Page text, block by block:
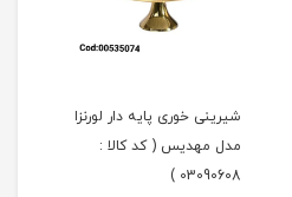
شیرینی خوری پایه دار لورنزا
مدل مهدیس ( کد کالا :
03090608 )